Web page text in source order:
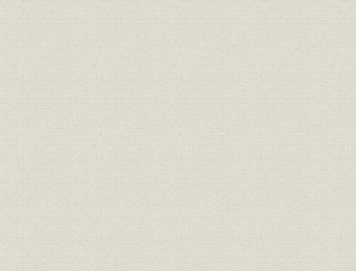
技術
「モートルの明電」から「パワ
ートロニクスの明電」へ 1972●
昭和47年→平成元年●1989
昭和51年
(1989年)